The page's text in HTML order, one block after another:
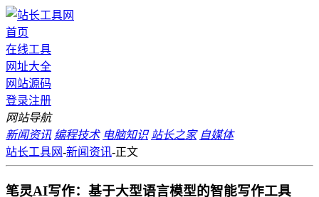
首页
在线工具
网址大全
网站源码
登录注册
网站导航
新闻资讯 编程技术 电脑知识 站长之家 自媒体
站长工具网-新闻资讯-正文
笔灵AI写作：基于大型语言模型的智能写作工具